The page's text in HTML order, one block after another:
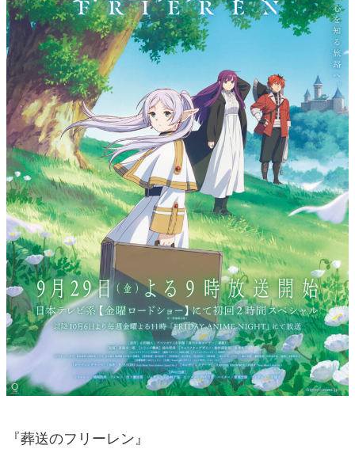
『葬送のフリーレン』